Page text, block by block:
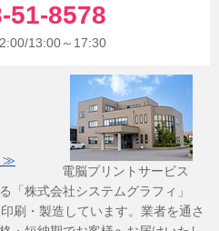
51-8578
13:00～17:30
≫
電脳プリントサービス
「株式会社システムグラフィ」
刷・製造しています。業者を通さ